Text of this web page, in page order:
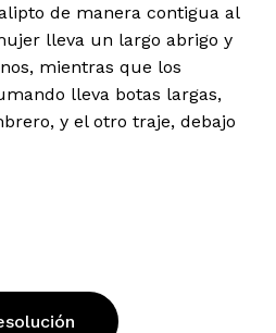
de manera contigua al
lleva un largo abrigo y
mientras que los
lleva botas largas,
y el otro traje, debajo